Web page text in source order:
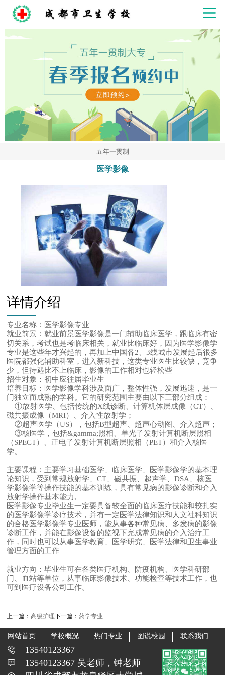
五年一贯制
医学影像
详情介绍
专业名称 ：医学影像专业
就业前景 ：就业前景医学影像是一门辅助临床医学，跟临床有密
切关系，考试也是考临床相关，就业比临床好，因为医学影像学
专业是这些年才兴起的，再加上中国各2、3线城市发展起后很多
医院都强化辅助科室，进入新科技，这类专业医生比较缺，竞争
少，但待遇比不上临床，影像的工作相对也轻松些
招生对象：初中应往届毕业生
培养目标 ：医学影像学科涉及面广，整体性强，发展迅速，是一
门独立而成熟的学科。它的研究范围主要由以下三部分组成：
①放射医学、包括传统的X线诊断、计算机体层成像（CT）、
磁共振成像（MRI）、介入性放射学；
②超声医学（US），包括B型超声、超声心动图、介入超声；
③核医学，包括&gamma;照相、单光子发射计算机断层照相
（SPECT）、正电子发射计算机断层照相（PET）和介入核医
学。
主要课程 ：主要学习基础医学、临床医学、医学影像学的基本理
论知识，受到常规放射学、CT、磁共振、超声学、DSA、核医
学影像学等操作技能的基本训练，具有常见病的影像诊断和介入
放射学操作基本能力,
医学影像专业毕业生一定要具备较全面的临床医疗技能和较扎实
的医学影像学诊疗技术，并有一定医学法律知识和人文社科知识
的合格医学影像学专业医师，能从事各种常见病、多发病的影像
诊断工作，并能在影像设备的监视下完成常见病的介入治疗工
作，同时也可以从事医学教育、医学研究、医学法律和卫生事业
管理方面的工作
就业方向 ：毕业生可在各类医疗机构、防疫机构、医学科研部
门、血站等单位，从事临床影像技术、功能检查等技术工作，也
可到医疗设备公司工作。
上一篇：高级护理下一篇：药学专业
网站首页 学校概况 热门专业 图说校园 联系我们
13540123367
13540123367 吴老师，钟老师